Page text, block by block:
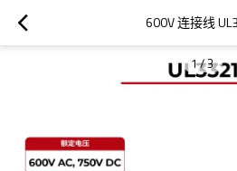
600V 连接线
1/3